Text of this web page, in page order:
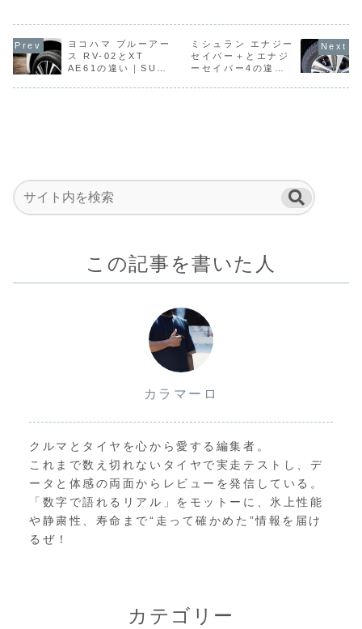
証！
ータイヤ
い」に変
る。ブリ
トン品質
道
ヨコハマ ブルーアー
ス RV-02とXT
AE61の違い｜SUV
ミシュラン エナジー
セイバー＋とエナジ
ーセイバー4の違い
この記事を書いた人
カラマーロ
クルマとタイヤを心から愛する編集者。
これまで数え切れないタイヤで実走テストし、デ
ータと体感の両面からレビューを発信している。
「数字で語れるリアル」をモットーに、氷上性能
や静粛性、寿命まで“走って確かめた”情報を届け
るぜ！
カテゴリー